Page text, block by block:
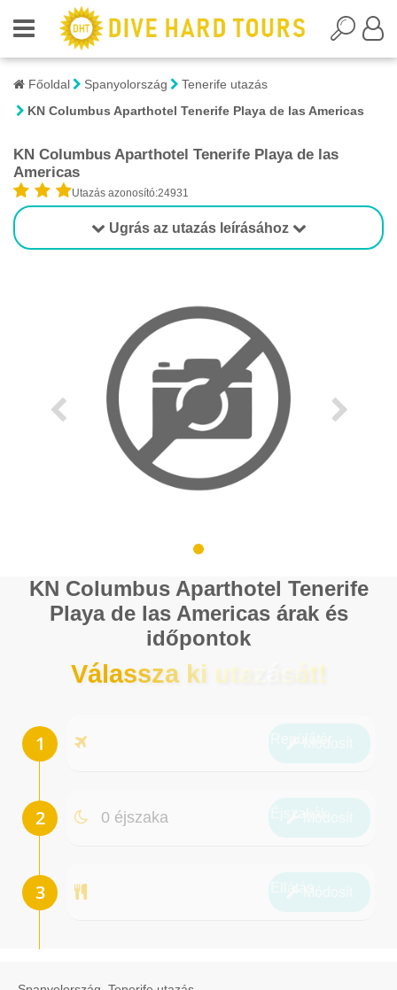
Főoldal Spanyolország
Tenerife utazás
KN Columbus Aparthotel Tenerife Playa de las Americas
KN Columbus Aparthotel Tenerife Playa de las
Americas
Utazás azonosító:24931
Ugrás az utazás leírásához
KN Columbus Aparthotel Tenerife
Playa de las Americas árak és
időpontok
Válassza ki utazását!
0 éjszaka